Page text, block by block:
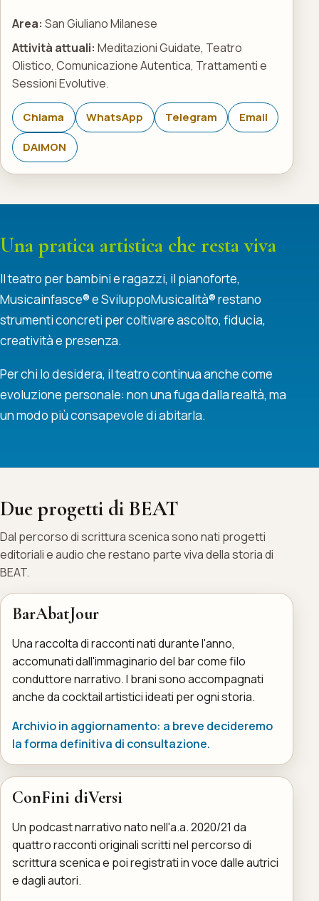
Area: San Giuliano Milanese
Attività attuali: Meditazioni Guidate, Teatro
Olistico, Comunicazione Autentica, Trattamenti e
Sessioni Evolutive.
Chiama WhatsApp Telegram
Email
DAiMON
Una pratica artistica che resta viva
Il teatro per bambini e ragazzi, il pianoforte,
Musicainfasce® e SviluppoMusicalità® restano
strumenti concreti per coltivare ascolto, fiducia,
creatività e presenza.
Per chi lo desidera, il teatro continua anche come
evoluzione personale: non una fuga dalla realtà, ma
un modo più consapevole di abitarla.
Due progetti di BEAT
Dal percorso di scrittura scenica sono nati progetti
editoriali e audio che restano parte viva della storia di
BEAT.
BarAbatJour
Una raccolta di racconti nati durante l'anno,
accomunati dall'immaginario del bar come filo
conduttore narrativo. I brani sono accompagnati
anche da cocktail artistici ideati per ogni storia.
Archivio in aggiornamento: a breve decideremo
la forma definitiva di consultazione.
ConFini diVersi
Un podcast narrativo nato nell'a.a. 2020/21 da
quattro racconti originali scritti nel percorso di
scrittura scenica e poi registrati in voce dalle autrici
e dagli autori.